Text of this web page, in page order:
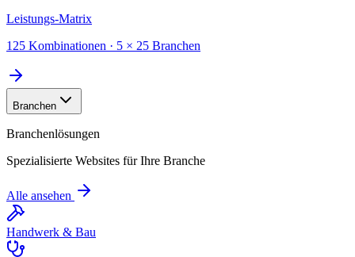
Leistungs-Matrix
125 Kombinationen · 5 × 25 Branchen
Branchen
Branchenlösungen
Spezialisierte Websites für Ihre Branche
Alle ansehen
Handwerk & Bau